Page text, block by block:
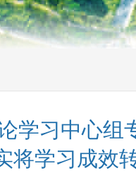
学习中心
将学习成效